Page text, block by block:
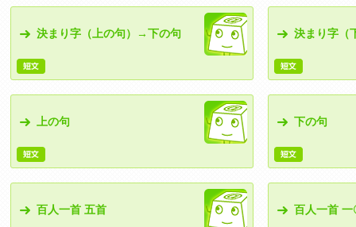
決まり字（上の句）→下の句 決まり字（
上の句 下の句
百人一首 五首 百人一首 一